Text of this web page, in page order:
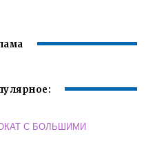
С БОЛЬШИМИ